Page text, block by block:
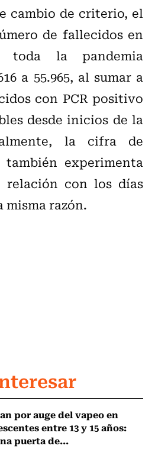
cambio de criterio, el
de fallecidos en
toda la pandemia
a 55.965, al sumar a
con PCR positivo
desde inicios de la
la cifra de
también experimenta
relación con los días
razón.
por auge del vapeo en
entre 13 y 15 años:
puerta de...